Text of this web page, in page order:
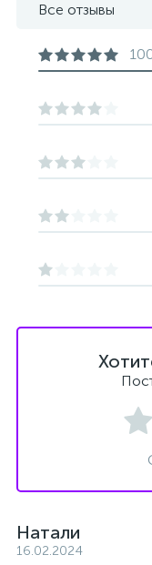
Натали
16.02.2024
Все отзывы